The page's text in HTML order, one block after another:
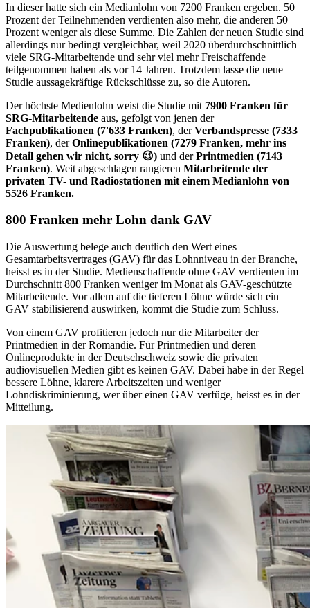
In dieser hatte sich ein Medianlohn von 7200 Franken ergeben. 50
Prozent der Teilnehmenden verdienten also mehr, die anderen 50
Prozent weniger als diese Summe. Die Zahlen der neuen Studie sind
allerdings nur bedingt vergleichbar, weil 2020 überdurchschnittlich
viele SRG-Mitarbeitende und sehr viel mehr Freischaffende
teilgenommen haben als vor 14 Jahren. Trotzdem lasse die neue
Studie aussagekräftige Rückschlüsse zu, so die Autoren.
Der höchste Medienlohn weist die Studie mit 7900 Franken für
SRG-Mitarbeitende aus, gefolgt von jenen der
Fachpublikationen (7'633 Franken), derVerbandspresse (7333
Franken), derOnlinepublikationen (7279 Franken, mehr ins
Detail gehen wir nicht, sorry 😉) und derPrintmedien (7143
Franken). Weit abgeschlagen rangieren Mitarbeitende der
privaten TV- und Radiostationen mit einem Medianlohn von
5526 Franken.
800 Franken mehr Lohn dank GAV
Die Auswertung belege auch deutlich den Wert eines
Gesamtarbeitsvertrages (GAV) für das Lohnniveau in der Branche,
heisst es in der Studie. Medienschaffende ohne GAV verdienten im
Durchschnitt 800 Franken weniger im Monat als GAV-geschützte
Mitarbeitende. Vor allem auf die tieferen Löhne würde sich ein
GAV stabilisierend auswirken, kommt die Studie zum Schluss.
Von einem GAV profitieren jedoch nur die Mitarbeiter der
Printmedien in der Romandie. Für Printmedien und deren
Onlineprodukte in der Deutschschweiz sowie die privaten
audiovisuellen Medien gibt es keinen GAV. Dabei habe in der Regel
bessere Löhne, klarere Arbeitszeiten und weniger
Lohndiskriminierung, wer über einen GAV verfüge, heisst es in der
Mitteilung.